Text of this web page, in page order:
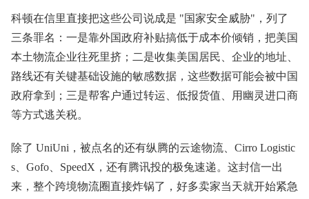
科顿在信里直接把这些公司说成是 "国家安全威胁"，列了
三条罪名：一是靠外国政府补贴搞低于成本价倾销，把美国
本土物流企业往死里挤；二是收集美国居民、企业的地址、
路线还有关键基础设施的敏感数据，这些数据可能会被中国
政府拿到；三是帮客户通过转运、低报货值、用幽灵进口商
等方式逃关税。
除了 UniUni，被点名的还有纵腾的云途物流、Cirro Logistic
s、Gofo、SpeedX，还有腾讯投的极兔速递。这封信一出
来，整个跨境物流圈直接炸锅了，好多卖家当天就开始紧急